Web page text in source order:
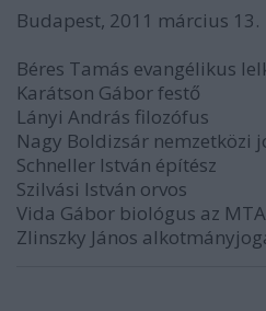
Budapest, 2011 március 13.
Béres Tamás evangélikus
Karátson Gábor festő
Lányi András filozófus
Nagy Boldizsár nemzetközi
Schneller István építész
Szilvási István orvos
Vida Gábor biológus az
Zlinszky János